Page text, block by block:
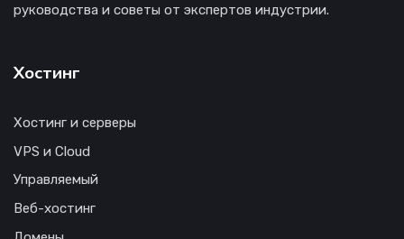
руководства и советы от экспертов индустрии.
Хостинг
Хостинг и серверы
VPS и Cloud
Управляемый
Веб-хостинг